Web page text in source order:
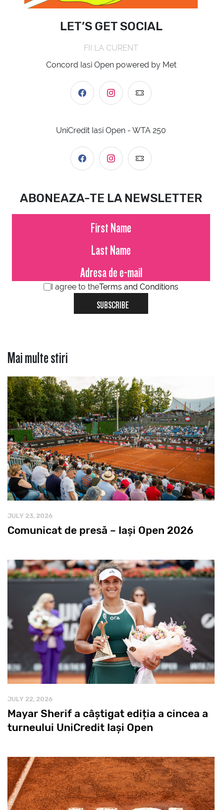
LET’S GET SOCIAL
FII LA CURENT
Concord Iasi Open powered by Met
UniCredit Iasi Open - WTA 250
ABONEAZA-TE LA NEWSLETTER
I agree to theTerms and Conditions
SUBSCRIBE
Mai multe stiri
JULY 23, 2026
Comunicat de presă – Iași Open 2026
JULY 22, 2026
Mayar Sherif a câștigat ediția a cincea a
turneului UniCredit Iași Open